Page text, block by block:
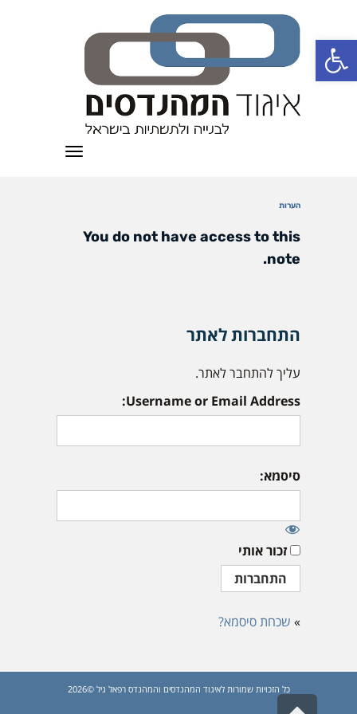
פתח סרגל נגישות
תפריט
הערות
You do not have access to this
note.
התחברות לאתר
עליך להתחבר לאתר.
Username or Email Address:
סיסמא:
זכור אותי
» שכחת סיסמא?
כל הזכויות שמורות לאיגוד המהנדסים והמהנדס רפאל גיל ©2026